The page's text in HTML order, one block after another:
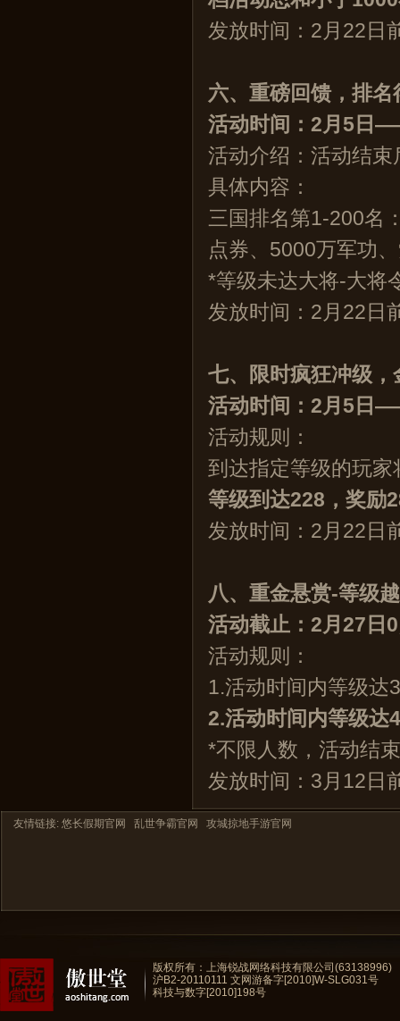
发放时间：2月22日
六、重磅回馈，排名
活动时间 ：2月5日
活动介绍：活动结
具体内容：
三国排名第1-200
点券、5000万军功
*等级未达大将-大将
发放时间：2月22日
七、限时疯狂冲级，
活动时间 ：2月5日
活动规则：
到达指定等级的玩家
等级到达228，奖励
发放时间：2月22日
八、重金悬赏-等级
活动截止：2月27
活动规则：
1.活动时间内等级达
2.活动时间内等级达
*不限人数，活动结
发放时间：3月12日
友情链接: 悠长假期官网 乱世争霸官网 攻城掠地手游官网
版权所有：上海锐战网络科技有限公司(63138996)
沪B2-20110111 文网游备字[2010]W-SLG031号
科技与数字[2010]198号